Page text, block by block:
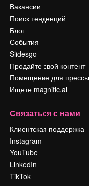
Вакансии
Поиск тенденций
Блог
События
Slidesgo
Продайте свой контент
Помещение для прессы
Ищете magnific.ai
Связаться с нами
Клиентская поддержка
Instagram
YouTube
LinkedIn
TikTok